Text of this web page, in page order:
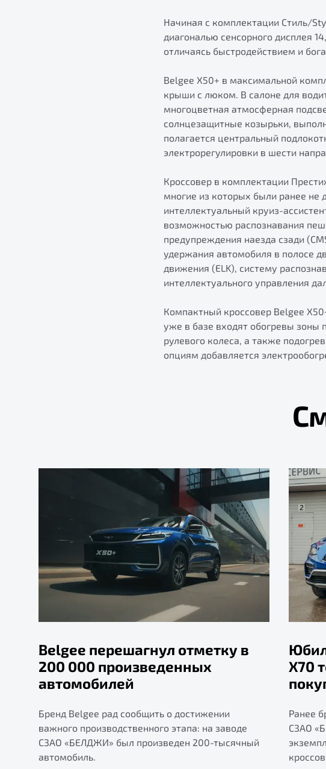
Начиная с комплектации Стиль/
диагональю сенсорного дисплея
отличаясь быстродействием и
Belgee X50+ в максимальной
крыши с люком. В салоне для
многоцветная атмосферная
солнцезащитные козырьки,
полагается центральный
электрорегулировки в шести
Кроссовер в комплектации
многие из которых были ранее не
интеллектуальный круиз-
возможностью распознавания
предупреждения наезда сзади
удержания автомобиля в полосе
движения (ELK), систему
интеллектуального управления
Компактный кроссовер Belgee
уже в базе входят обогревы зоны
рулевого колеса, а также
опциям добавляется
Belgee перешагнул отметку в
200 000 произведенных
автомобилей
Бренд Belgee рад сообщить о достижении
важного производственного этапа: на заводе
СЗАО «БЕЛДЖИ» был произведен 200-тысячный
автомобиль.
X70
Ранее
СЗАО